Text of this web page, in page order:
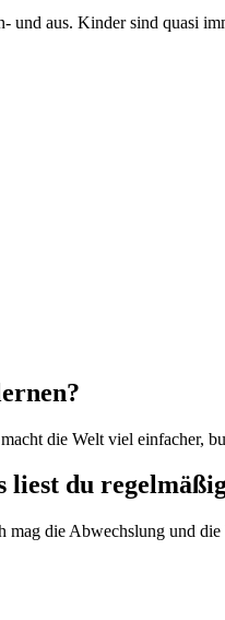
und aus. Kinder sind quasi
die Welt viel einfacher,
du
mag die Abwechslung und